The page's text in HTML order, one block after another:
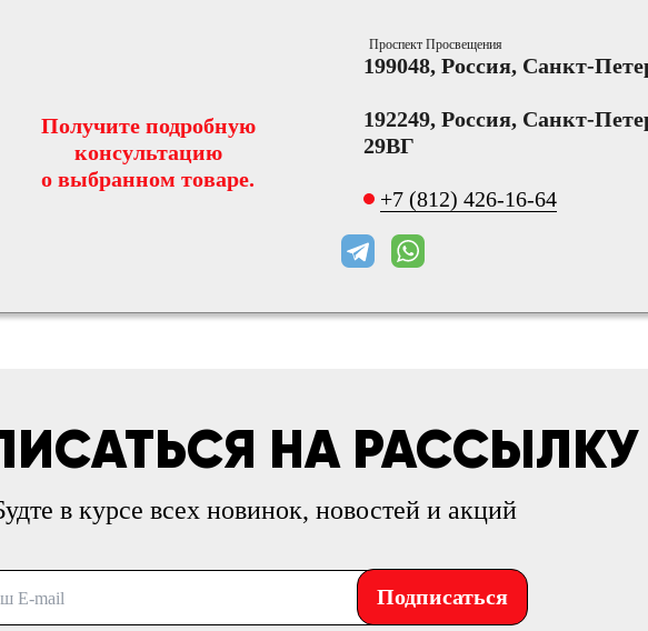
Получите подробную
консультацию
о выбранном товаре.
Проспект Просвещения
199048, Россия, Санкт-
192249, Россия, Санкт-
29ВГ
+7 (812) 426-16-64
НА РАССЫЛКУ
в курсе всех новинок, новостей и акций
Подписаться